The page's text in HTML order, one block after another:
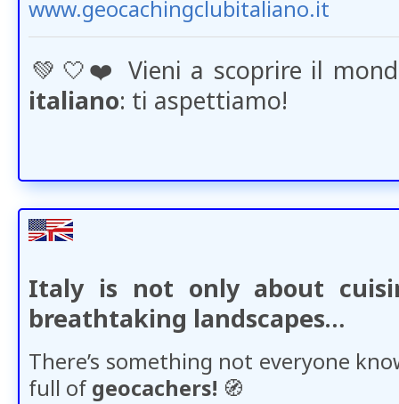
www.geocachingclubitaliano.it
💚​🤍​❤️ Vieni a scoprire il
italiano: ti aspettiamo!
Italy is not only about
breathtaking landscapes…
There’s something not everyone
full of geocachers! 🧭​